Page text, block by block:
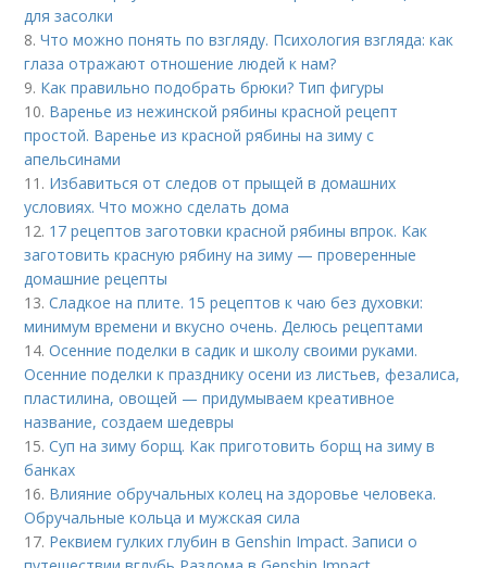
для засолки
8.Что можно понять по взгляду. Психология взгляда: как
глаза отражают отношение людей к нам?
9. Как правильно подобрать брюки? Тип фигуры
10. Варенье из нежинской рябины красной рецепт
простой. Варенье из красной рябины на зиму с
апельсинами
11. Избавиться от следов от прыщей в домашних
условиях. Что можно сделать дома
12. 17 рецептов заготовки красной рябины впрок. Как
заготовить красную рябину на зиму — проверенные
домашние рецепты
13.Сладкое на плите. 15 рецептов к чаю без духовки:
минимум времени и вкусно очень. Делюсь рецептами
14.Осенние поделки в садик и школу своими руками.
Осенние поделки к празднику осени из листьев, фезалиса,
пластилина, овощей — придумываем креативное
название, создаем шедевры
15.Суп на зиму борщ. Как приготовить борщ на зиму в
банках
16. Влияние обручальных колец на здоровье человека.
Обручальные кольца и мужская сила
17. Реквием гулких глубин в Genshin Impact. Записи о